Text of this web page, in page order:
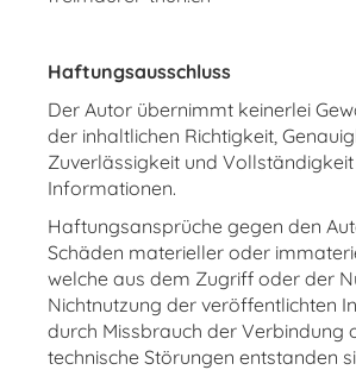
Haftungsausschluss
Der Autor übernimmt keinerlei
der inhaltlichen Richtigkeit,
Zuverlässigkeit und
Informationen.
Haftungsansprüche gegen den
Schäden materieller oder
welche aus dem Zugriff oder der
Nichtnutzung der veröffentlichten
durch Missbrauch der Verbindung
technische Störungen entstanden